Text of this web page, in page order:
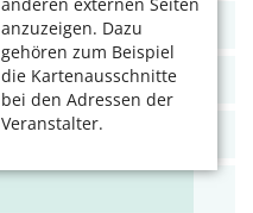
anzuzeigen. Dazu
gehören zum Beispiel
die Kartenausschnitte
bei den Adressen der
Veranstalter.